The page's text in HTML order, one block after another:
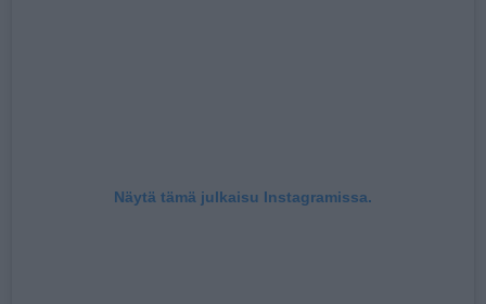
Näytä tämä julkaisu Instagramissa.